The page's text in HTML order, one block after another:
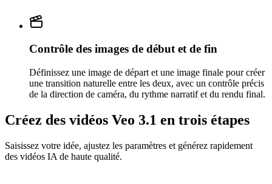
Contrôle des images de début et de fin
Définissez une image de départ et une image finale pour créer
une transition naturelle entre les deux, avec un contrôle précis
de la direction de caméra, du rythme narratif et du rendu final.
Créez des vidéos Veo 3.1 en trois étapes
Saisissez votre idée, ajustez les paramètres et générez rapidement
des vidéos IA de haute qualité.